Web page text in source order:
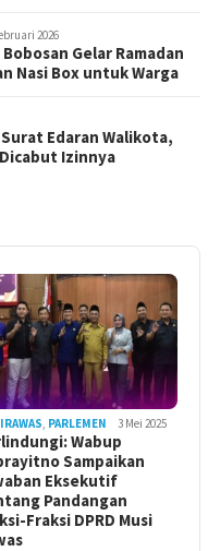
2026
Gelar Ramadan
Nasi Box untuk Warga
Edaran Walikota,
Izinnya
PARLEMEN 3 Mei 2025
Wabup
Sampaikan
Eksekutif
Pandangan
Fraksi DPRD Musi